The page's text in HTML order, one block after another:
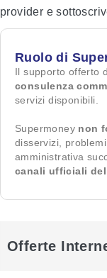
provider e
Ruolo di
Il supporto offerto
consulenza
servizi disponibili.
Supermoney non
disservizi,
amministrativa
canali ufficiali
Offerte